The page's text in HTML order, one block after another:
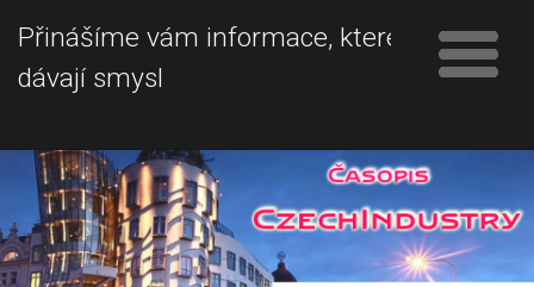
Přinášíme vám informace, které
dávají smysl